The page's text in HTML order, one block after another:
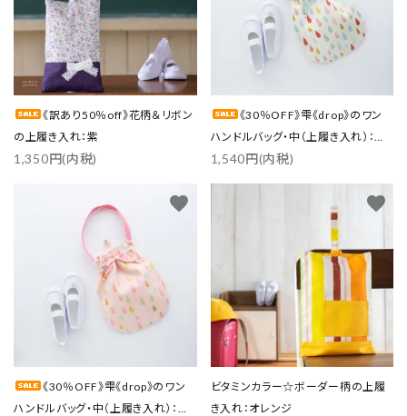
《訳あり50％off》花柄＆リボン
の上履き入れ：紫
1,350円(内税)
《30％OFF》雫《drop》のワン
ハンドルバッグ・中（上履き入れ）：水
色
1,540円(内税)
《30％OFF》雫《drop》のワン
ハンドルバッグ・中（上履き入れ）：ピ
favorite
ビタミンカラー☆ボーダー柄の上履
き入れ：オレンジ
favorite